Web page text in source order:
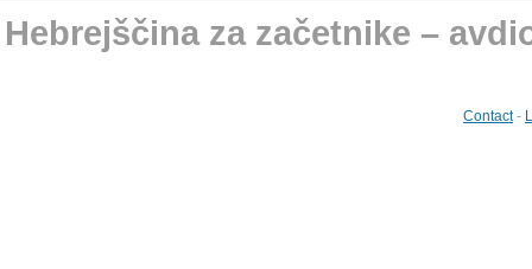
Hebrejščina za začetnike –
Contact-